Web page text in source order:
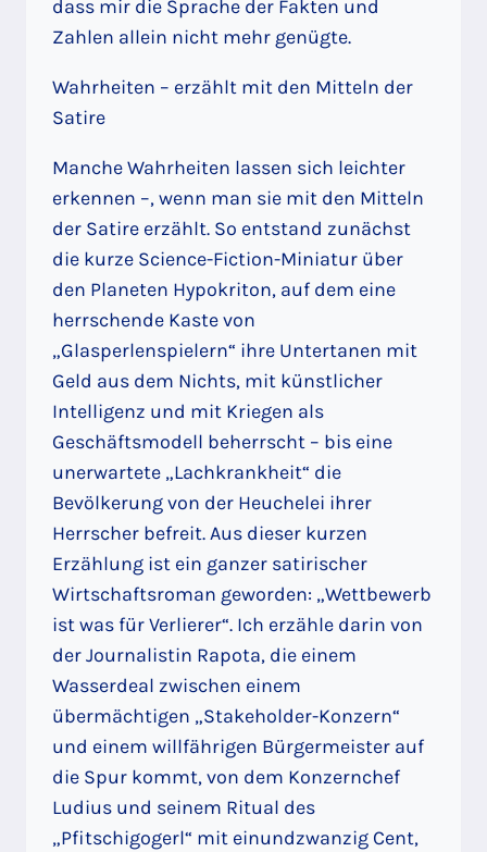
dass mir die Sprache der Fakten und
Zahlen allein nicht mehr genügte.
Wahrheiten – erzählt mit den Mitteln der
Satire
Manche Wahrheiten lassen sich leichter
erkennen –, wenn man sie mit den Mitteln
der Satire erzählt. So entstand zunächst
die kurze Science-Fiction-Miniatur über
den Planeten Hypokriton, auf dem eine
herrschende Kaste von
„Glasperlenspielern“ ihre Untertanen mit
Geld aus dem Nichts, mit künstlicher
Intelligenz und mit Kriegen als
Geschäftsmodell beherrscht – bis eine
unerwartete „Lachkrankheit“ die
Bevölkerung von der Heuchelei ihrer
Herrscher befreit. Aus dieser kurzen
Erzählung ist ein ganzer satirischer
Wirtschaftsroman geworden: „Wettbewerb
ist was für Verlierer“. Ich erzähle darin von
der Journalistin Rapota, die einem
Wasserdeal zwischen einem
übermächtigen „Stakeholder-Konzern“
und einem willfährigen Bürgermeister auf
die Spur kommt, von dem Konzernchef
Ludius und seinem Ritual des
„Pfitschigogerl“ mit einundzwanzig Cent,